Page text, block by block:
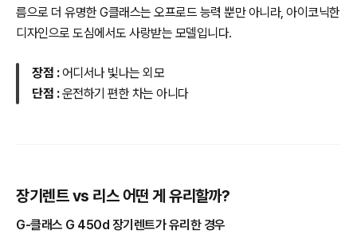
름으로 더 유명한 G클래스는 오프로드 능력 뿐만 아니라, 아이코닉한
디자인으로 도심에서도 사랑받는 모델입니다.
장점 :어디서나 빛나는 외모
단점 :운전하기 편한 차는 아니다
장기렌트 vs 리스 어떤 게 유리할까?
G-클래스 G 450d 장기렌트가 유리한 경우